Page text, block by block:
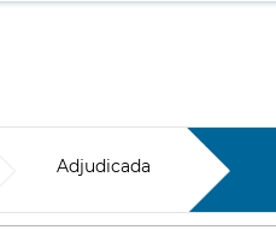
Adjudicada